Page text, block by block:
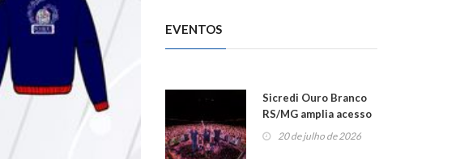
EVENTOS
Sicredi Ouro Branco
RS/MG amplia acesso
ao show dos 45 anos
20 de julho de 2026